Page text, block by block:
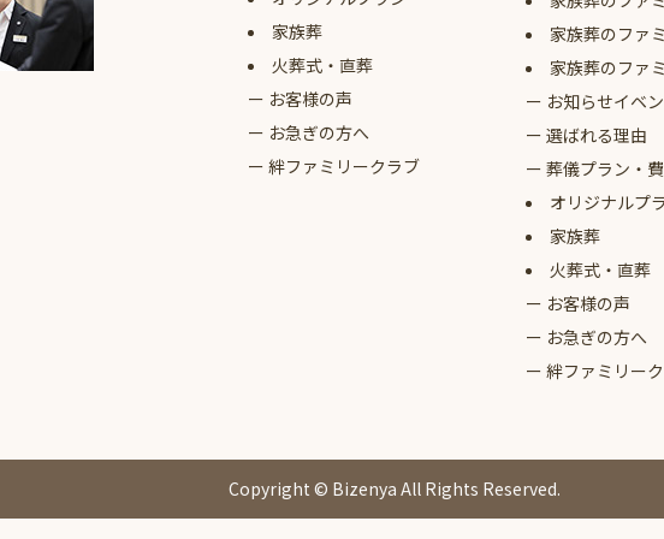
家族葬
火葬式・直葬
お客様の声
お急ぎの方へ
絆ファミリークラブ
家族葬のファ
家族葬のファ
お知らせイベ
選ばれる理由
葬儀プラン・
オリジナルプ
家族葬
火葬式・直葬
お客様の声
お急ぎの方へ
絆ファミリー
Copyright © Bizenya All Rights Reserved.